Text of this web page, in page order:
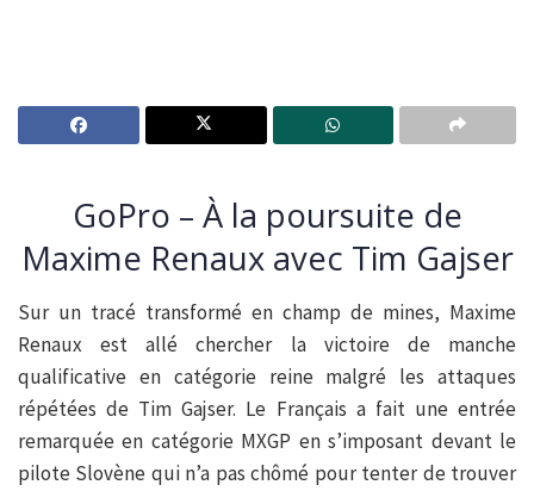
GoPro – À la poursuite de
Maxime Renaux avec Tim Gajser
Sur un tracé transformé en champ de mines, Maxime
Renaux est allé chercher la victoire de manche
qualificative en catégorie reine malgré les attaques
répétées de Tim Gajser. Le Français a fait une entrée
remarquée en catégorie MXGP en s’imposant devant le
pilote Slovène qui n’a pas chômé pour tenter de trouver